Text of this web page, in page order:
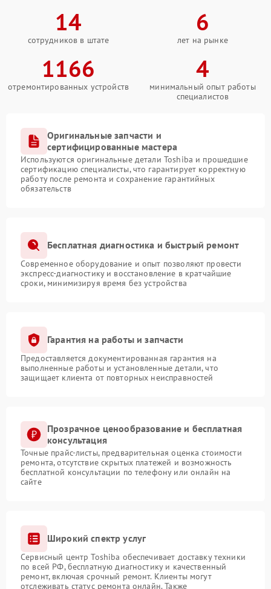
14
сотрудников в штате
6
лет на рынке
1166
отремонтированных устройств
4
минимальный опыт работы
специалистов
Оригинальные запчасти и
сертифицированные мастера
Используются оригинальные детали Toshiba и прошедшие
сертификацию специалисты, что гарантирует корректную
работу после ремонта и сохранение гарантийных
обязательств
Бесплатная диагностика и быстрый ремонт
Современное оборудование и опыт позволяют провести
экспресс-диагностику и восстановление в кратчайшие
сроки, минимизируя время без устройства
Гарантия на работы и запчасти
Предоставляется документированная гарантия на
выполненные работы и установленные детали, что
защищает клиента от повторных неисправностей
Прозрачное ценообразование и бесплатная
консультация
Точные прайс-листы, предварительная оценка стоимости
ремонта, отсутствие скрытых платежей и возможность
бесплатной консультации по телефону или онлайн на
сайте
Широкий спектр услуг
Сервисный центр Toshiba обеспечивает доставку техники
по всей РФ, бесплатную диагностику и качественный
ремонт, включая срочный ремонт. Клиенты могут
отслеживать статус ремонта онлайн. Также